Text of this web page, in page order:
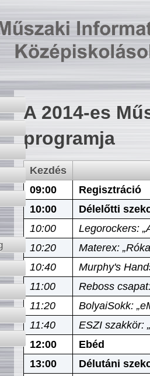
A 2014-es
programja
Kezdés
09:00
Regisztráció
10:00
Délelőtti
10:00
Legorockers:
10:20
Materex:
10:40
Murphy's
11:00
Reboss
11:20
BolyaiSokk:
11:40
ESZI szakkör:
12:00
Ebéd
13:00
Délutáni